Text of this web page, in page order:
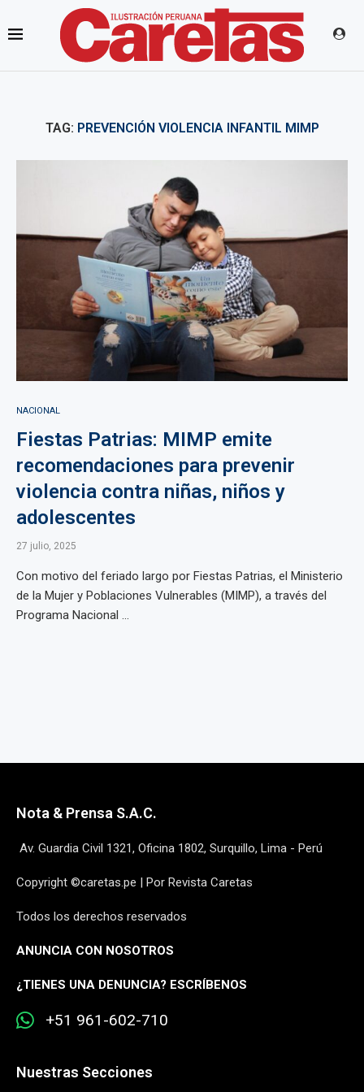
TAG: PREVENCIÓN VIOLENCIA INFANTIL MIMP
NACIONAL
Fiestas Patrias: MIMP emite
recomendaciones para prevenir
violencia contra niñas, niños y
adolescentes
27 julio, 2025
Con motivo del feriado largo por Fiestas Patrias, el Ministerio
de la Mujer y Poblaciones Vulnerables (MIMP), a través del
Programa Nacional ...
Nota & Prensa S.A.C.
Av. Guardia Civil 1321, Oficina 1802, Surquillo, Lima - Perú
Copyright ©caretas.pe | Por Revista Caretas
Todos los derechos reservados
ANUNCIA CON NOSOTROS
¿TIENES UNA DENUNCIA? ESCRÍBENOS
+51 961-602-710
Nuestras Secciones